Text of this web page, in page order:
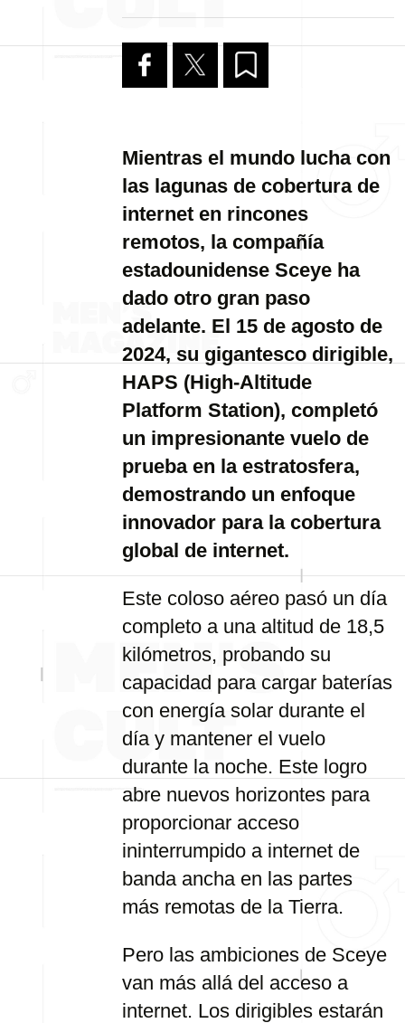
Mientras el mundo lucha con
las lagunas de cobertura de
internet en rincones
remotos, la compañía
estadounidense Sceye ha
dado otro gran paso
adelante. El 15 de agosto de
2024, su gigantesco dirigible,
HAPS (High-Altitude
Platform Station), completó
un impresionante vuelo de
prueba en la estratosfera,
demostrando un enfoque
innovador para la cobertura
global de internet.
Este coloso aéreo pasó un día
completo a una altitud de 18,5
kilómetros, probando su
capacidad para cargar baterías
con energía solar durante el
día y mantener el vuelo
durante la noche. Este logro
abre nuevos horizontes para
proporcionar acceso
ininterrumpido a internet de
banda ancha en las partes
más remotas de la Tierra.
Pero las ambiciones de Sceye
van más allá del acceso a
internet. Los dirigibles estarán